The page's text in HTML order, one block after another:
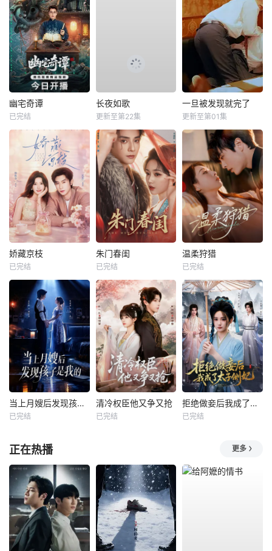
幽宅奇谭
已完结
长夜如歌
更新至第22集
一旦被发现就完了
更新至第01集
娇藏京枝
已完结
朱门春闺
已完结
温柔狩猎
已完结
当上月嫂后发现孩子是我的
已完结
清冷权臣他又争又抢
已完结
拒绝做妾后我成了太子侧妃
已完结
正在热播 更多